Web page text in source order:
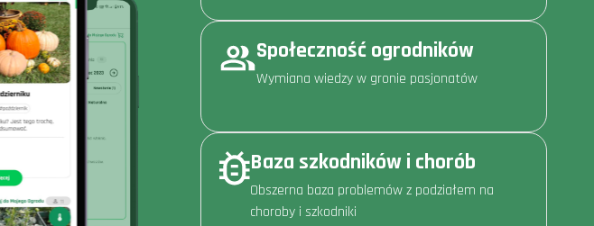
Społeczność ogrodników
Wymiana wiedzy w gronie pasjonatów
Baza szkodników i chorób
Obszerna baza problemów z podziałem na
choroby i szkodniki